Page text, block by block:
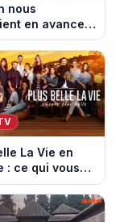
nous
en avance :
attend la
du 10 au 14
(spoiler)
La Vie en
: ce qui vous
semaine du
août 2026